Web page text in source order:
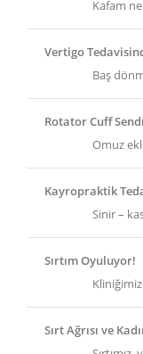
Kafam
Vertigo
Baş
Rotator Cuff
Omuz
Kayropraktik
Sinir –
Sırtım Oyuluyor!
Sırt Ağrısı ve